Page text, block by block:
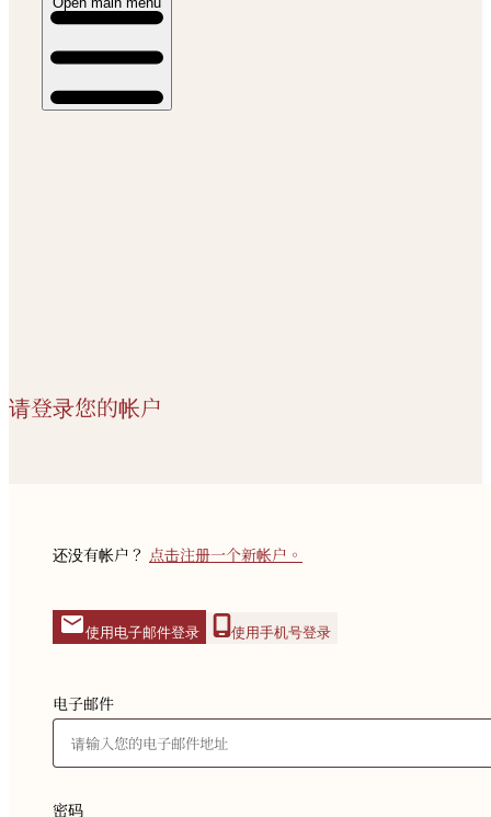
请登录您的帐户
还没有帐户？ 点击注册一个新帐户。
使用电子邮件登录 使用手机号登录
电子邮件
密码